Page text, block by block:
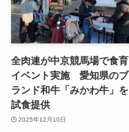
全肉連が中京競馬場で食育
イベント実施 愛知県のブ
ランド和牛「みかわ牛」を
試食提供
2025年12月10日